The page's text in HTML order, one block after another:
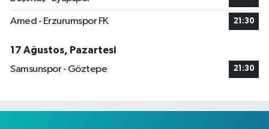
Amed - Erzurumspor FK 21:30
17 Ağustos, Pazartesi
Samsunspor - Göztepe
21:30